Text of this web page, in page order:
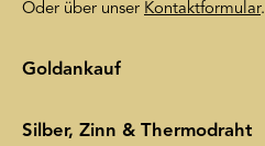
Oder über unser Kontaktformular.
Goldankauf
Silber, Zinn & Thermodraht